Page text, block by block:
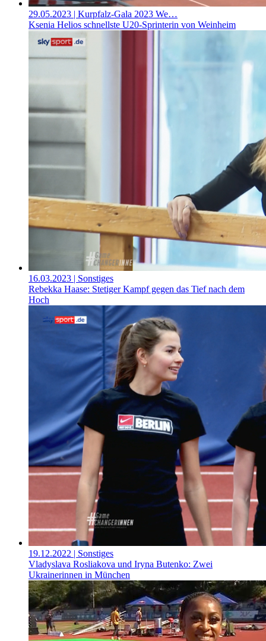
29.05.2023 | Kurpfalz-Gala 2023 We…
Ksenia Helios schnellste U20-Sprinterin von Weinheim
16.03.2023 | Sonstiges
Rebekka Haase: Stetiger Kampf gegen das Tief nach dem
Hoch
19.12.2022 | Sonstiges
Vladyslava Rosliakova und Iryna Butenko: Zwei
Ukrainerinnen in München